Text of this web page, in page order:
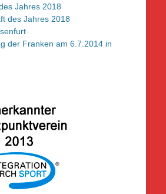
Jahres 2018
des Jahres 2018
der Franken am 6.7.2014 in